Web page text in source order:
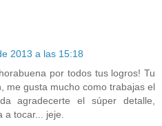
2013 a las 15:18
por todos tus logros! Tu
me gusta mucho como trabajas el
agradecerte el súper detalle,
tocar... jeje.